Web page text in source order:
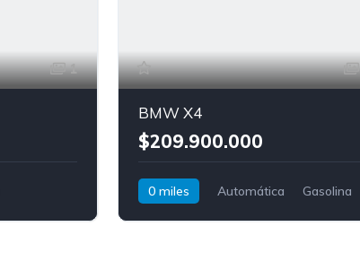
1
BMW X4
$209.900.000
0 miles Automática
Gasolina